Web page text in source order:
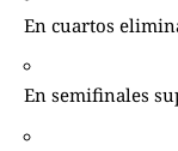
En cuartos
En semifinales